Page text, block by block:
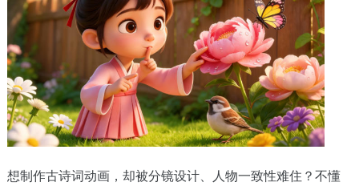
想制作古诗词动画，却被分镜设计、人物一致性难住？不懂